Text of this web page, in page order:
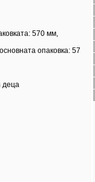
570 мм,
опаковка: 57
деца